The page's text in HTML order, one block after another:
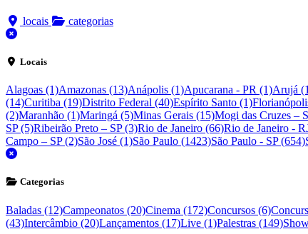
locais
categorias
fechar
Locais
Alagoas (1)Amazonas (13)Anápolis (1)Apucarana - PR (1)Arujá
(14)Curitiba (19)Distrito Federal (40)Espírito Santo (1)
(2)Maranhão (1)Maringá (5)Minas Gerais (15)Mogi das Cruzes –
SP (5)Ribeirão Preto – SP (3)Rio de Janeiro (66)Rio de Janeiro -
Campo – SP (2)São José (1)São Paulo (1423)São Paulo - SP (654)
fechar
Categorias
Baladas (12)Campeonatos (20)Cinema (172)Concursos (6)
(43)Intercâmbio (20)Lançamentos (17)Live (1)Palestras (149)